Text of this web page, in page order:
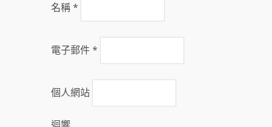
名稱*
電子郵件*
個人網站